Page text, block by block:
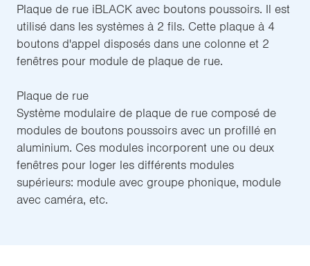
Plaque de rue iBLACK avec boutons poussoirs. Il est
utilisé dans les systèmes à 2 fils. Cette plaque à 4
boutons d'appel disposés dans une colonne et 2
fenêtres pour module de plaque de rue.
Plaque de rue
Système modulaire de plaque de rue composé de
modules de boutons poussoirs avec un profillé en
aluminium. Ces modules incorporent une ou deux
fenêtres pour loger les différents modules
supérieurs: module avec groupe phonique, module
avec caméra, etc.